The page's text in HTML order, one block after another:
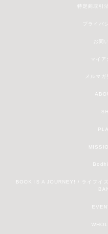
特定商取引
プライバ
お問
マイ
メルマ
BOOK IS A JOURNEY! / ライフイ